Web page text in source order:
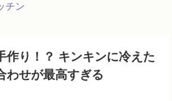
チン
作り！？ キンキンに冷えた
わせが最高すぎる